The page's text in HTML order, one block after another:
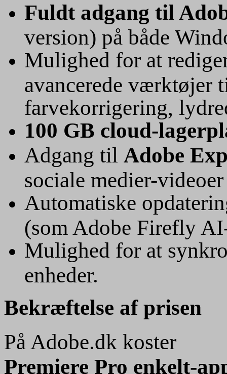
Fuldt adgang til
version) på både
Mulighed for at
avancerede værktøjer
farvekorrigering,
100 GB cloud-
Adgang til Adobe
sociale medier-
Automatiske
(som Adobe Firefly
Mulighed for at
enheder.
Bekræftelse af prisen
Premiere Pro enkelt-